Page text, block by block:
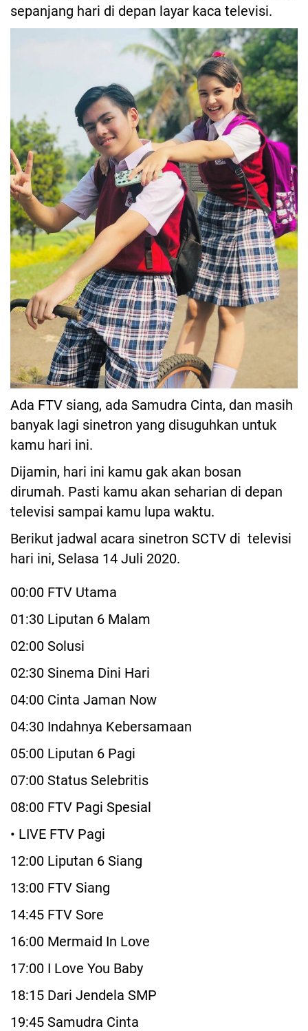
sepanjang hari di depan layar kaca televisi.
Ada FTV siang, ada Samudra Cinta, dan masih
banyak lagi sinetron yang disuguhkan untuk
kamu hari ini.
Dijamin, hari ini kamu gak akan bosan
dirumah. Pasti kamu akan seharian di depan
televisi sampai kamu lupa waktu.
Berikut jadwal acara sinetron SCTV di televisi
hari ini, Selasa 14 Juli 2020.
00:00 FTV Utama
01:30 Liputan 6 Malam
02:00 Solusi
02:30 Sinema Dini Hari
04:00 Cinta Jaman Now
04:30 Indahnya Kebersamaan
05:00 Liputan 6 Pagi
07:00 Status Selebritis
08:00 FTV Pagi Spesial
• LIVE FTV Pagi
12:00 Liputan 6 Siang
13:00 FTV Siang
14:45 FTV Sore
16:00 Mermaid In Love
17:00 I Love You Baby
18:15 Dari Jendela SMP
19:45 Samudra Cinta